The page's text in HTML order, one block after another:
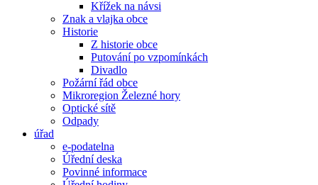
Křížek na návsi
Znak a vlajka obce
Historie
Z historie obce
Putování po vzpomínkách
Divadlo
Požární řád obce
Mikroregion Železné hory
Optické sítě
Odpady
úřad
e-podatelna
Úřední deska
Povinné informace